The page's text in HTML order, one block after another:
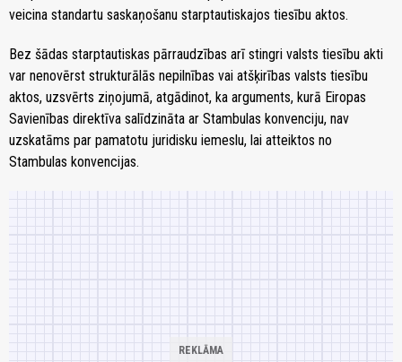
veicina standartu saskaņošanu starptautiskajos tiesību aktos.
Bez šādas starptautiskas pārraudzības arī stingri valsts tiesību akti
var nenovērst strukturālās nepilnības vai atšķirības valsts tiesību
aktos, uzsvērts ziņojumā, atgādinot, ka arguments, kurā Eiropas
Savienības direktīva salīdzināta ar Stambulas konvenciju, nav
uzskatāms par pamatotu juridisku iemeslu, lai atteiktos no
Stambulas konvencijas.